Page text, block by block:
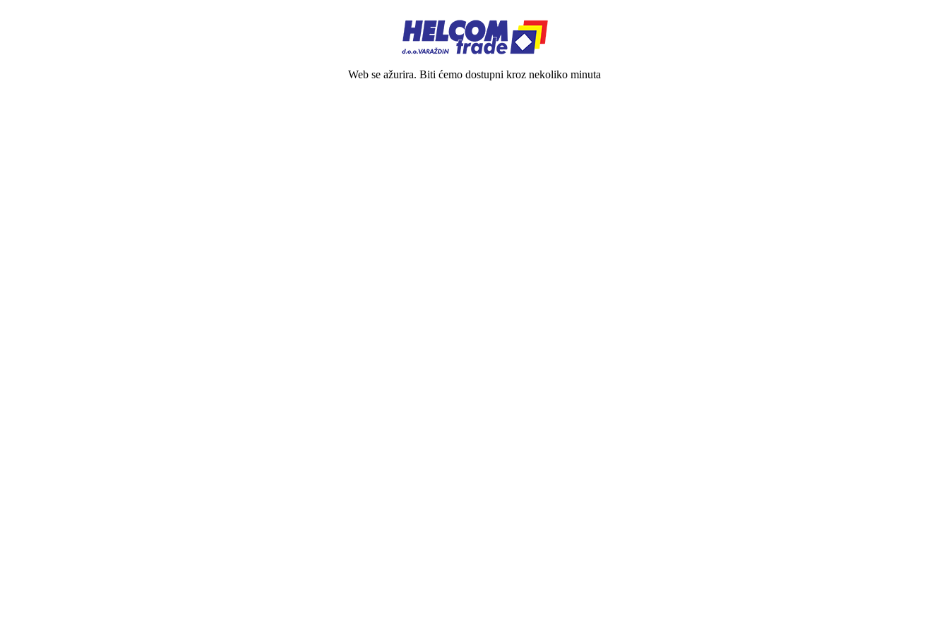
Web se ažurira. Biti ćemo dostupni kroz nekoliko minuta